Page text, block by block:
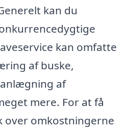
kan du
kan omfatte
af buske,
af
mere. For at få
over omkostningerne